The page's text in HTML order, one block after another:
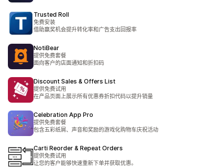
Trusted Roll
免费安装
借助赢奖机会提升转化率和广告支出回报率
NotiBear
提供免费套餐
面向客户的店面通知和折扣码
Discount Sales & Offers List
提供免费试用
在产品页面上展示所有优惠券折扣代码以提升销量
Celebration App Pro
提供免费套餐
包含五彩纸屑、声音和奖励的游戏化购物车庆祝活动
Carti Reorder & Repeat Orders
提供免费试用
让您的客户能够快速重新下单并获取优惠。